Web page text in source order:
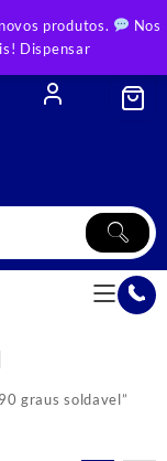
produtos.
Nos
Dispensar
graus soldavel”